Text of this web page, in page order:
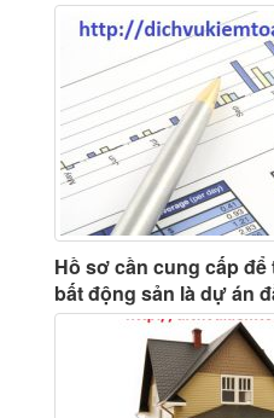
Hồ sơ cần cung cấp để
bất động sản là dự án